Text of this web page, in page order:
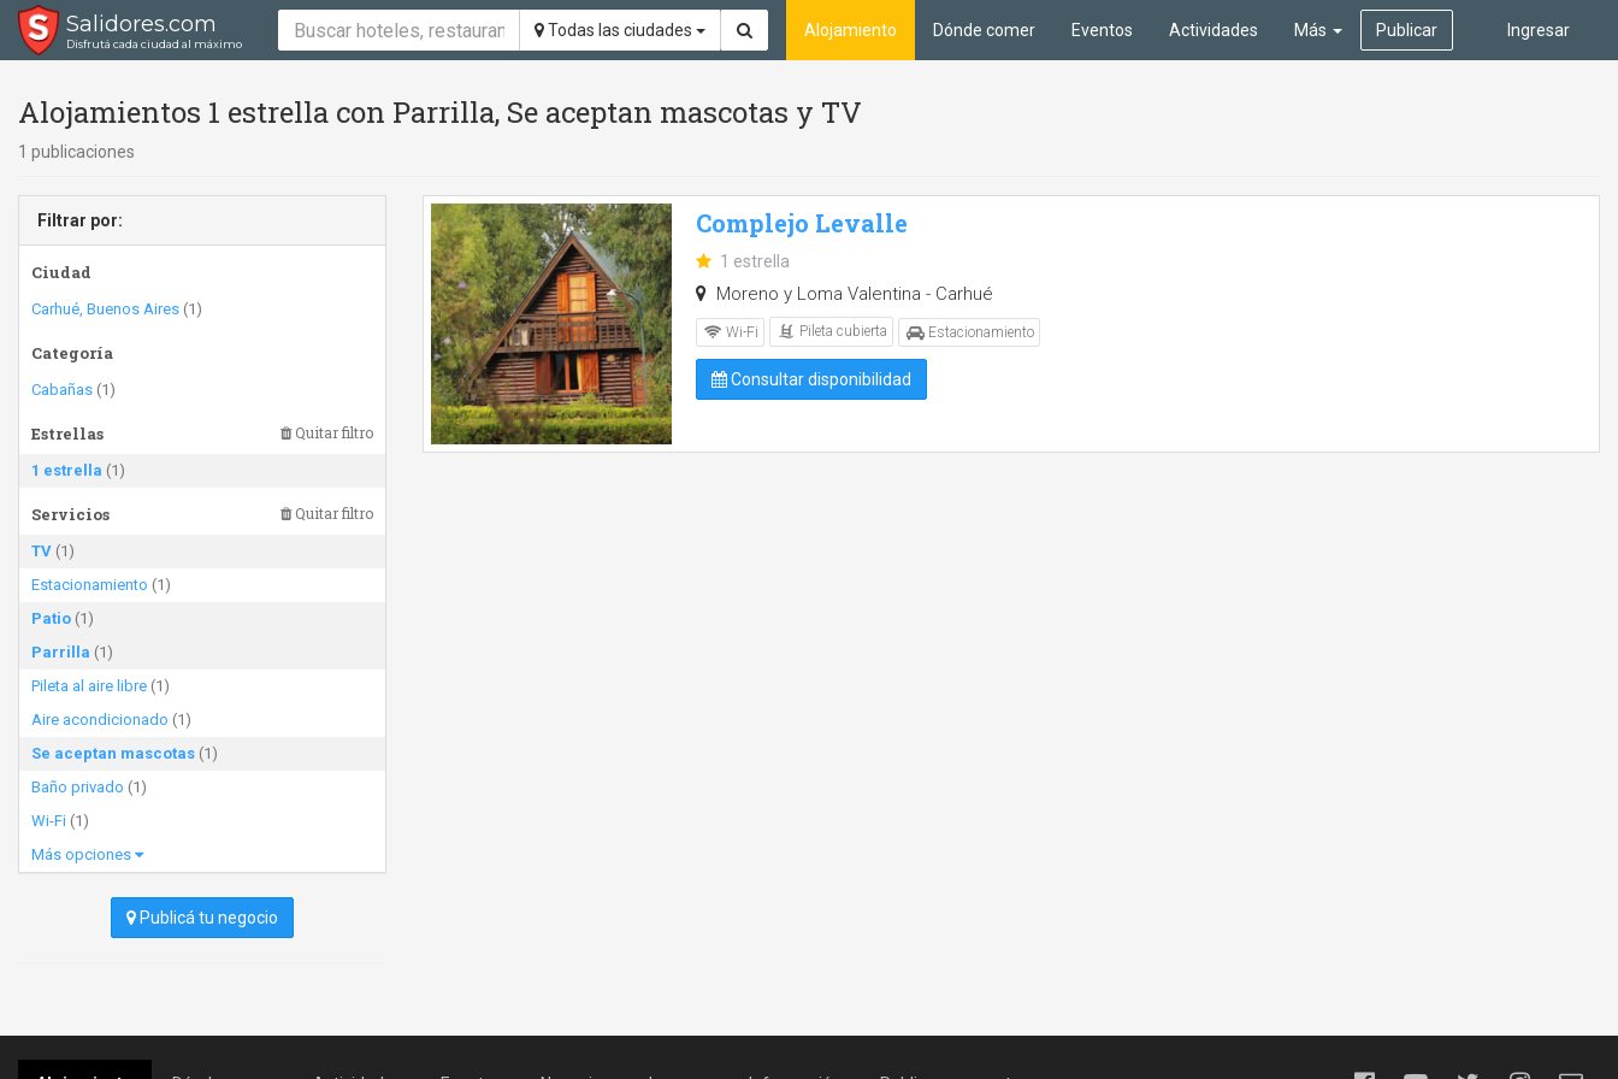
Salidores.com
Disfrutá cada ciudad al máximo
Todas las ciudades Ingresar
Alojamiento Dónde comer Eventos Actividades Más Publicar
Alojamientos 1 estrella con Parrilla, Se aceptan mascotas y TV
1 publicaciones
Filtrar por:
Ciudad
Carhué, Buenos Aires (1)
Categoría
Cabañas (1)
Estrellas Quitar filtro
1 estrella (1)
Servicios Quitar filtro
TV (1)
Estacionamiento (1)
Patio (1)
Parrilla (1)
Pileta al aire libre (1)
Aire acondicionado (1)
Se aceptan mascotas (1)
Baño privado (1)
Wi-Fi (1)
Más opciones
Publicá tu negocio
Complejo Levalle
1 estrella
Moreno y Loma Valentina - Carhué
Wi-Fi Pileta cubierta Estacionamiento
Consultar disponibilidad